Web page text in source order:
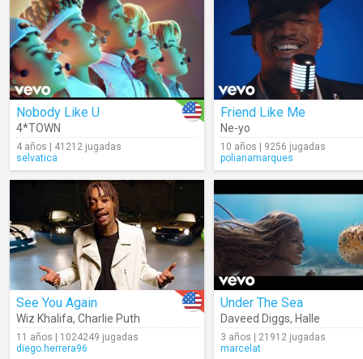
Nobody Like U
4*TOWN
4 años | 41212 jugadas
selvatica
Friend Like Me
Ne-yo
10 años | 9256 jugadas
polianamarques
See You Again
Wiz Khalifa, Charlie Puth
11 años | 1024249 jugadas
diego.herrera96
Under The Sea
Daveed Diggs, Halle
3 años | 21912 jugadas
marcelat